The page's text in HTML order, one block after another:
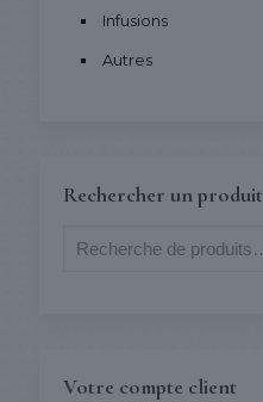
Infusions
Autres
Rechercher un produit
Votre compte client